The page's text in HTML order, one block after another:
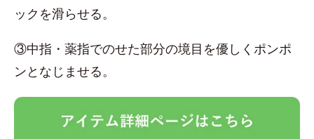
ックを滑らせる。
③中指・薬指でのせた部分の境目を優しくポンポ
ンとなじませる。